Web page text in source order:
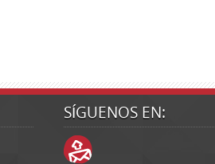
SÍGUENOS EN: